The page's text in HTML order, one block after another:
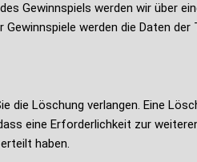
Gewinnspiels werden wir über
werden die Daten der
die Löschung verlangen. Eine
eine Erforderlichkeit zur
haben.